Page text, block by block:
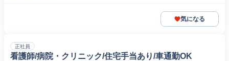
気になる
正社員
看護師/病院・クリニック/住宅手当あり/車通勤OK